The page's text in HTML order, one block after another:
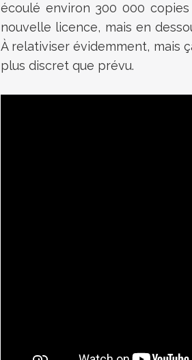
écoulé environ 300 000
nouvelle licence, mais en
À relativiser évidemment, mais
plus discret que prévu.